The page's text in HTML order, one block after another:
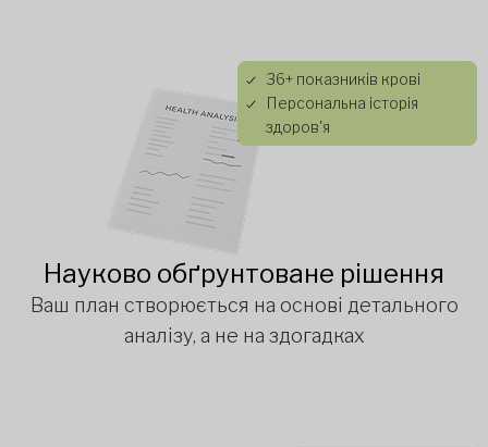
36+ показників крові
Персональна історія
здоров'я
Науково обґрунтоване рішення
Ваш план створюється на основі детального
аналізу, а не на здогадках